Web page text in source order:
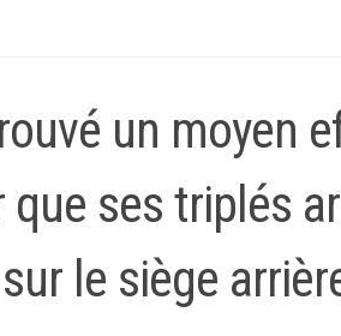
un moyen
que ses triplés
le siège